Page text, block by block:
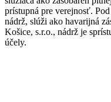
prístupná pre verejnosť.
nádrž, slúži ako havarijná
Košice, s.r.o., nádrž je
účely.